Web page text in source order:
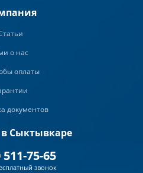
о нас
оплаты
документов
Сыктывкаре
511-75-65
звонок